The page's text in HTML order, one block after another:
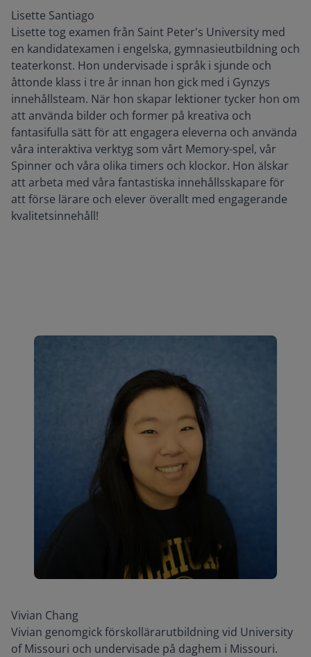
Lisette Santiago
Lisette tog examen från Saint Peter's University med
en kandidatexamen i engelska, gymnasieutbildning och
teaterkonst. Hon undervisade i språk i sjunde och
åttonde klass i tre år innan hon gick med i Gynzys
innehållsteam. När hon skapar lektioner tycker hon om
att använda bilder och former på kreativa och
fantasifulla sätt för att engagera eleverna och använda
våra interaktiva verktyg som vårt Memory-spel, vår
Spinner och våra olika timers och klockor. Hon älskar
att arbeta med våra fantastiska innehållsskapare för
att förse lärare och elever överallt med engagerande
kvalitetsinnehåll!
Vivian Chang
Vivian genomgick förskollärarutbildning vid University
of Missouri och undervisade på daghem i Missouri.